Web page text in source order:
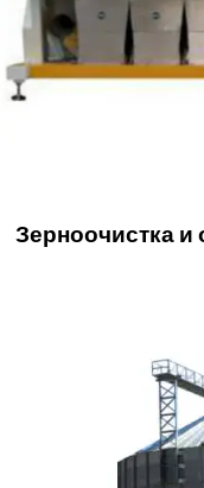
Зерноочистка и